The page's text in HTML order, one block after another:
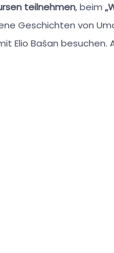
teilnehmen, beim
Geschichten von
Elio Bašan